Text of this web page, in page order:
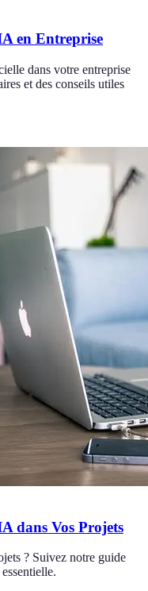
en Entreprise
dans votre entreprise
et des conseils utiles
dans Vos Projets
? Suivez notre guide